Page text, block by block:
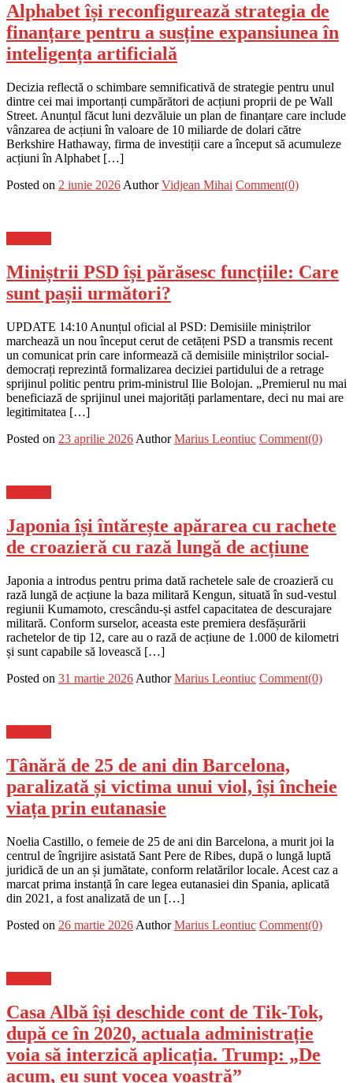
Alphabet își reconfigurează strategia de
finanțare pentru a susține expansiunea în
inteligența artificială
Decizia reflectă o schimbare semnificativă de strategie pentru unul
dintre cei mai importanți cumpărători de acțiuni proprii de pe Wall
Street. Anunțul făcut luni dezvăluie un plan de finanțare care include
vânzarea de acțiuni în valoare de 10 miliarde de dolari către
Berkshire Hathaway, firma de investiții care a început să acumuleze
acțiuni în Alphabet […]
Posted on 2 iunie 2026 Author Vidjean Mihai Comment(0)
Miniștrii PSD își părăsesc funcțiile: Care
sunt pașii următori?
UPDATE 14:10 Anunțul oficial al PSD: Demisiile miniștrilor
marchează un nou început cerut de cetățeni PSD a transmis recent
un comunicat prin care informează că demisiile miniștrilor social-
democrați reprezintă formalizarea deciziei partidului de a retrage
sprijinul politic pentru prim-ministrul Ilie Bolojan. „Premierul nu mai
beneficiază de sprijinul unei majorități parlamentare, deci nu mai are
legitimitatea […]
Posted on 23 aprilie 2026 Author Marius Leontiuc Comment(0)
Japonia își întărește apărarea cu rachete
de croazieră cu rază lungă de acțiune
Japonia a introdus pentru prima dată rachetele sale de croazieră cu
rază lungă de acțiune la baza militară Kengun, situată în sud-vestul
regiunii Kumamoto, crescându-și astfel capacitatea de descurajare
militară. Conform surselor, aceasta este premiera desfășurării
rachetelor de tip 12, care au o rază de acțiune de 1.000 de kilometri
și sunt capabile să lovească […]
Posted on 31 martie 2026 Author Marius Leontiuc Comment(0)
Tânără de 25 de ani din Barcelona,
paralizată și victima unui viol, își încheie
viața prin eutanasie
Noelia Castillo, o femeie de 25 de ani din Barcelona, a murit joi la
centrul de îngrijire asistată Sant Pere de Ribes, după o lungă luptă
juridică de un an și jumătate, conform relatărilor locale. Acest caz a
marcat prima instanță în care legea eutanasiei din Spania, aplicată
din 2021, a fost analizată de un […]
Posted on 26 martie 2026 Author Marius Leontiuc Comment(0)
Casa Albă își deschide cont de Tik-Tok,
după ce în 2020, actuala administrație
voia să interzică aplicația. Trump: „De
acum, eu sunt vocea voastră”